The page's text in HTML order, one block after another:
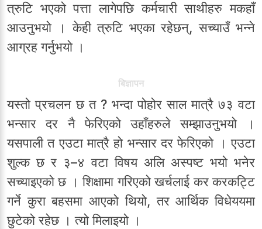
त्रुटि भएको पत्ता लागेपछि कर्मचारी साथीहरु मकहाँ
आउनुभयो । केही त्रुटि भएका रहेछन्, सच्याउँ भन्ने
आग्रह गर्नुभयो ।
बिज्ञापन
यस्तो प्रचलन छ त ? भन्दा पोहोर साल मात्रै ७३ वटा
भन्सार दर नै फेरिएको उहाँहरुले सम्झाउनुभयो ।
यसपाली त एउटा मात्रै हो भन्सार दर फेरिएको । एउटा
शुल्क छ र ३–४ वटा विषय अलि अस्पष्ट भयो भनेर
सच्याइएको छ । शिक्षामा गरिएको खर्चलाई कर करकट्टि
गर्ने कुरा बहसमा आएको थियो, तर आर्थिक विधेययमा
छुटेको रहेछ । त्यो मिलाइयो ।